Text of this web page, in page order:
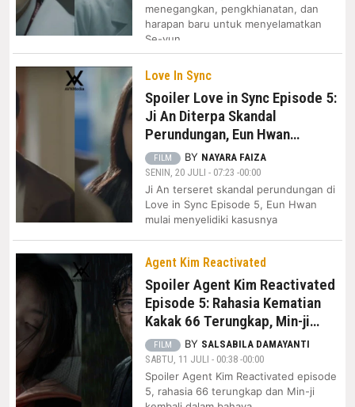
menegangkan, pengkhianatan, dan
harapan baru untuk menyelamatkan
Se-yun
Love In Sync
Spoiler Love in Sync Episode 5:
Ji An Diterpa Skandal
Perundungan, Eun Hwan
Bongkar Kejanggalan Kasus
FILM BY NAYARA FAIZA
SENIN, 20 JULI - 07:23 -00:00
Ji An terseret skandal perundungan di
Love in Sync Episode 5, Eun Hwan
mulai menyelidiki kasusnya
Agent Kim Reactivated
Spoiler Agent Kim Reactivated
Episode 5: Rahasia Kematian
Kakak 66 Terungkap, Min-ji
Kembali Hilang
FILM BY SALSABILA DAMAYANTI
SABTU, 11 JULI - 00:38 -00:00
Spoiler Agent Kim Reactivated episode
5, rahasia 66 terungkap dan Min-ji